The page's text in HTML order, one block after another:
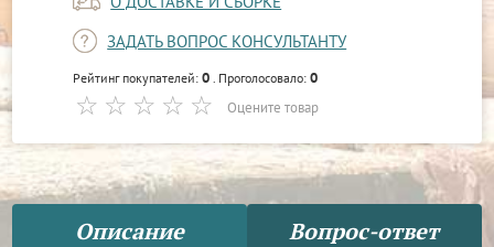
ЗАДАТЬ ВОПРОС КОНСУЛЬТАНТУ
Рейтинг покупателей:0 . Проголосовало:0
Оцените товар
Описание Вопрос-ответ